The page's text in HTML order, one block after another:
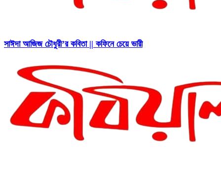
সাঈদা আজিজ চৌধুরী’র কবিতা || কফিনে চেয়ে ভারী